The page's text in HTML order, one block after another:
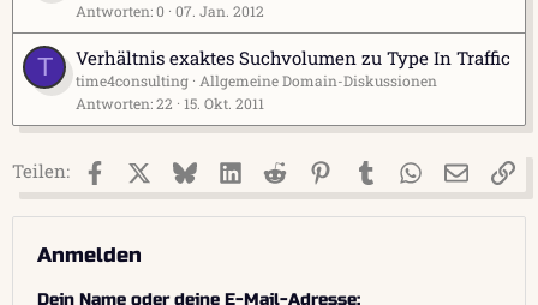
Antworten 0 07. Jan. 2012
T Verhältnis exaktes Suchvolumen zu Type In Traffic
time4consulting Allgemeine Domain-Diskussionen
Antworten 22 15. Okt. 2011
Teilen: FacebookX (Twitter)
BlueskyLinkedIn
Reddit PinterestTumblr WhatsApp
E-Mail
Anmelden
Dein Name oder deine E-Mail-Adresse